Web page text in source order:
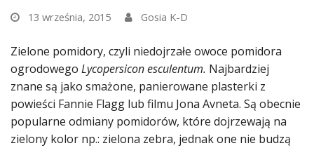
13 września, 2015 Gosia K-D
Zielone pomidory, czyli niedojrzałe owoce pomidora
ogrodowego Lycopersicon esculentum. Najbardziej
znane są jako smażone, panierowane plasterki z
powieści Fannie Flagg lub filmu Jona Avneta. Są obecnie
popularne odmiany pomidorów, które dojrzewają na
zielony kolor np.: zielona zebra, jednak one nie budzą